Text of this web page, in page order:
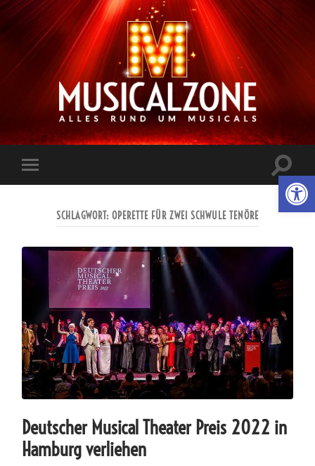
Musicalzone.de
Mobile-
Menü
ein-/
SCHLAGWORT: OPERETTE FÜR ZWEI SCHWULE TENÖRE
Deutscher Musical Theater Preis 2022 in
Hamburg verliehen